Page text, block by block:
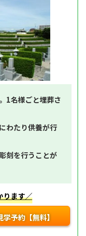
1名様ごと埋葬さ
わたり供養が行
刻を行うことが
ります／
学予約【無料】